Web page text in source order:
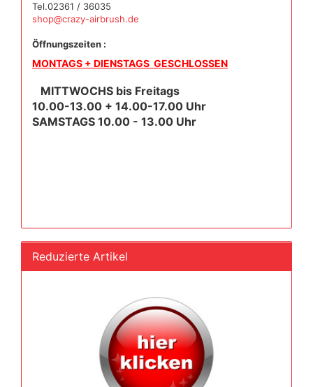
Tel.02361 / 36035
shop@crazy-airbrush.de
Öffnungszeiten :
MONTAGS + DIENSTAGS GESCHLOSSEN
MITTWOCHS bis Freitags
10.00-13.00 + 14.00-17.00 Uhr
SAMSTAGS 10.00 - 13.00 Uhr
Reduzierte Artikel